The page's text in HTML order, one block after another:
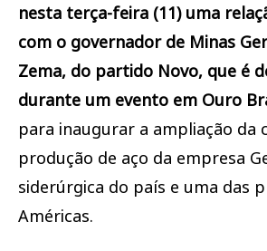
nesta terça-feira (11) uma
com o governador de Minas
Zema, do partido Novo, que é
durante um evento em Ouro
para inaugurar a ampliação da
produção de aço da empresa
siderúrgica do país e uma das
Américas.